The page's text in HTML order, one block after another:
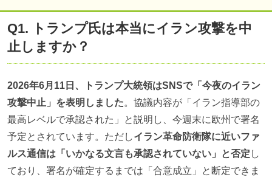
Q1. トランプ氏は本当にイラン攻撃を中
止しますか？
2026年6月11日、トランプ大統領はSNSで「今夜のイラン
攻撃中止」を表明しました。協議内容が「イラン指導部の
最高レベルで承認された」と説明し、今週末に欧州で署名
予定とされています。ただしイラン革命防衛隊に近いファ
ルス通信は「いかなる文言も承認されていない」と否定 し
ており、署名が確定するまでは「合意成立」と断定できま